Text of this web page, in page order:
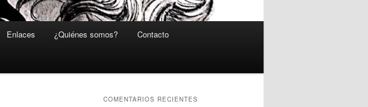
Enlaces ¿Quiénes somos? Contacto
COMENTARIOS RECIENTES